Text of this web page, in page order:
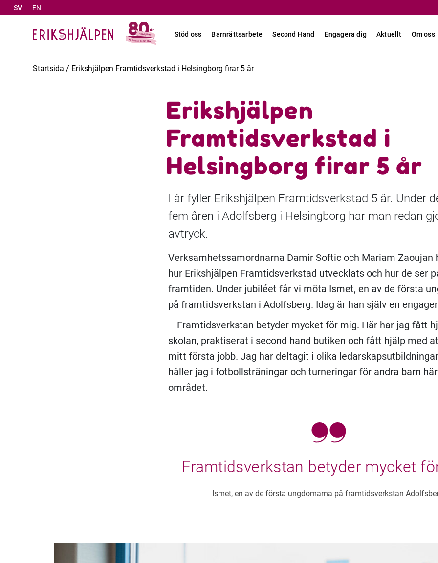
SV EN
Stöd oss Barnrättsarbete Second Hand Engagera dig Aktuellt Om oss
Startsida / Erikshjälpen Framtidsverkstad i Helsingborg firar 5 år
Erikshjälpen
Framtidsverkstad i
Helsingborg firar 5 år
I år fyller Erikshjälpen Framtidsverkstad 5 år. Under
fem åren i Adolfsberg i Helsingborg har man redan
avtryck.
Verksamhetssamordnarna Damir Softic och Mariam Zaoujan
hur Erikshjälpen Framtidsverkstad utvecklats och hur de ser
framtiden. Under jubiléet får vi möta Ismet, en av de första
på framtidsverkstan i Adolfsberg. Idag är han själv en
– Framtidsverkstan betyder mycket för mig. Här har jag fått
skolan, praktiserat i second hand butiken och fått hjälp med
mitt första jobb. Jag har deltagit i olika
håller jag i fotbollsträningar och turneringar för andra barn
området.
Framtidsverkstan betyder mycket
Ismet, en av de första ungdomarna på framtidsverkstan